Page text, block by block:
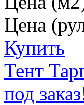
Цена
Купить
Тент
под